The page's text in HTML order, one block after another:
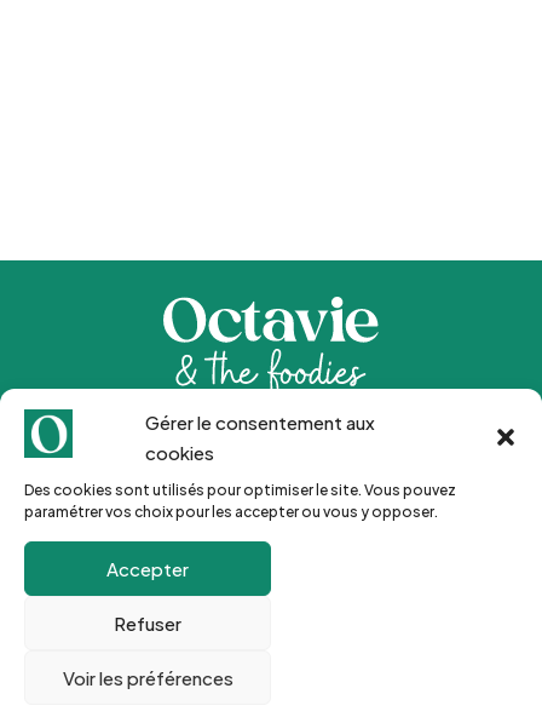
Gérer le consentement aux
cookies
Des cookies sont utilisés pour optimiser le site. Vous pouvez
paramétrer vos choix pour les accepter ou vous y opposer.
Accepter
Refuser
Voir les préférences
Inscription Newsletter 🍒
© 2024 Octavie & the foodies |